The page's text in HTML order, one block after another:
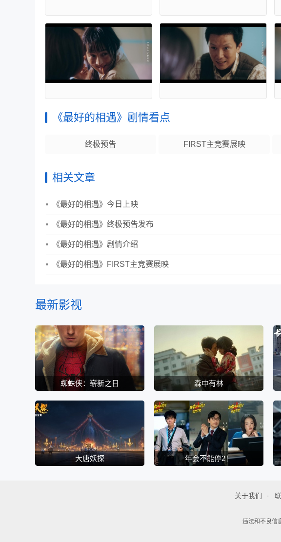
《最好的相遇》剧情看点
终极预告 FIRST主竞赛展映
相关文章
《最好的相遇》今日上映
《最好的相遇》终极预告发布
《最好的相遇》剧情介绍
《最好的相遇》FIRST主竞赛展映
最新影视
蜘蛛侠：崭新之日 森中有林
大唐妖探 年会不能停2！
关于我们
违法和不良信